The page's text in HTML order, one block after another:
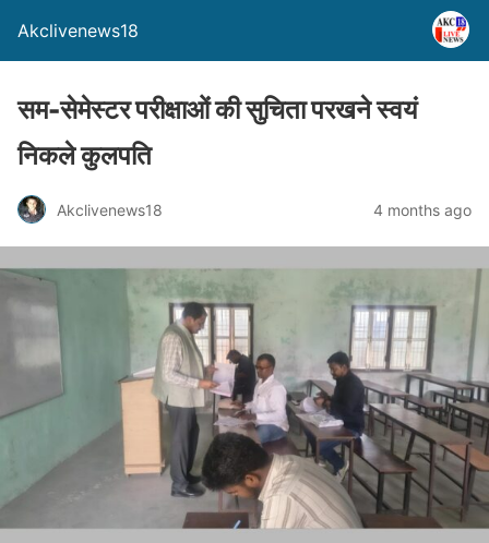
Akclivenews18
सम-सेमेस्टर परीक्षाओं की सुचिता परखने स्वयं
निकले कुलपति
Akclivenews18 4 months ago